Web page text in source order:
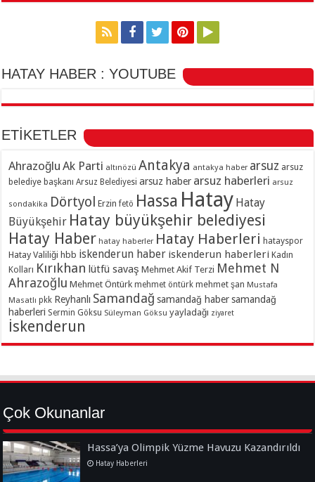
HATAY HABER : YOUTUBE
ETİKETLER
Ahrazoğlu Ak Parti altınözü Antakya antakya haber arsuz arsuz
belediye başkanı Arsuz Belediyesi arsuz haber arsuz haberleri arsuz
sondakika Dörtyol Erzin fetö Hassa Hatay Hatay
Büyükşehir Hatay büyükşehir belediyesi
Hatay Haber hatay haberler Hatay Haberleri hatayspor
Hatay Valiliği hbb iskenderun haber iskenderun haberleri Kadın
Kolları Kırıkhan lütfü savaş Mehmet Akif Terzi Mehmet N
Ahrazoğlu Mehmet Öntürk mehmet öntürk mehmet şan Mustafa
Masatlı pkk Reyhanlı Samandağ samandağ haber samandağ
haberleri Sermin Göksu Süleyman Göksu yayladağı ziyaret
İskenderun
Çok Okunanlar
Hassa’ya Olimpik Yüzme Havuzu Kazandırıldı
Hatay Haberleri